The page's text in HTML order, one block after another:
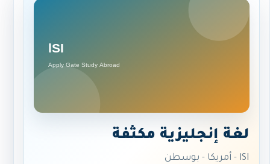
لغة إنجليزية مكثفة
lSI - أمريكا - بوسطن